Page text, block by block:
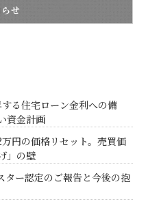
せ
る住宅ローン金利への備
資金計画
円の価格リセット。売買価
」の壁
ター認定のご報告と今後の抱